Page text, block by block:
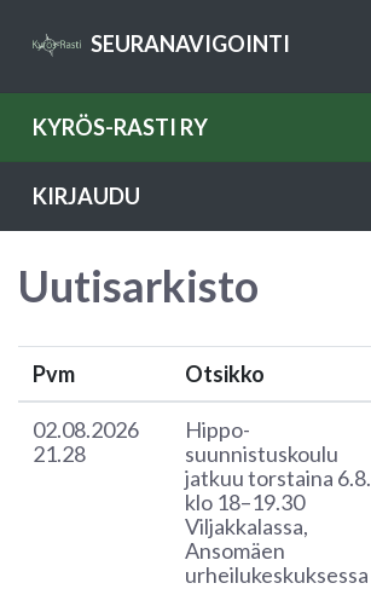
SEURANAVIGOINTI
KYRÖS-RASTI RY
KIRJAUDU
Uutisarkisto
Pvm Otsikko
02.08.2026
21.28
Hippo-
suunnistuskoulu
jatkuu torstaina 6.8.
klo 18–19.30
Viljakkalassa,
Ansomäen
urheilukeskuksessa